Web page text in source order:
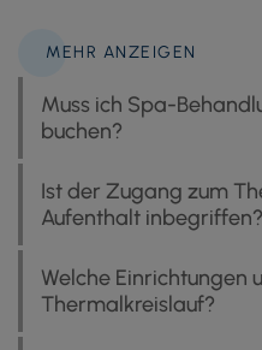
MEHR ANZEIGEN
Muss ich Spa-
buchen?
Ist der Zugang zum
Aufenthalt inbegriffen?
Welche Einrichtungen
Thermalkreislauf?